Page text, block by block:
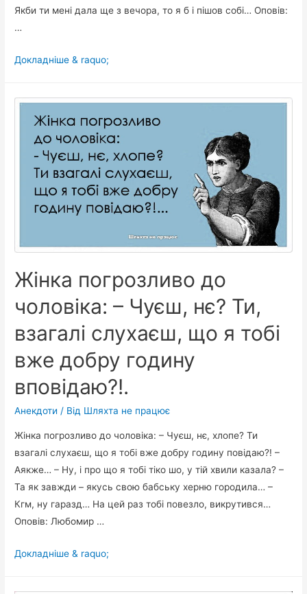
Якби ти мені дала ще з вечора, то я б і пішов собі… Оповів:
…
На
тихої
літньої
української
сидять
двоє…
Докладніше & raquo;
Жінка погрозливо до
чоловіка: – Чуєш, нє? Ти,
взагалі слухаєш, що я тобі
вже добру годину
вповідаю?!.
Анекдоти / Від Шляхта не працює
Жінка погрозливо до чоловіка: – Чуєш, нє, хлопе? Ти
взагалі слухаєш, що я тобі вже добру годину повідаю?! –
Аякже… – Ну, і про що я тобі тіко шо, у тій хвили казала? –
Та як завжди – якусь свою бабську херню городила… –
Кгм, ну гаразд… На цей раз тобі повезло, викрутився…
Оповів: Любомир …
Жінка
Докладніше & raquo;